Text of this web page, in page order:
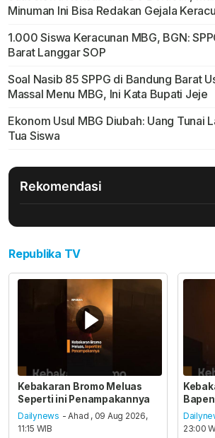
Minuman Ini Bisa Redakan Gejala
1.000 Siswa Keracunan MBG, BGN:
Barat Langgar SOP
Soal Nasib 85 SPPG di Bandung Barat
Massal Menu MBG, Ini Kata Bupati Jeje
Ekonom Usul MBG Diubah: Uang Tunai
Tua Siswa
Rekomendasi
Republika TV
Kebakaran Bromo Meluas
Seperti ini Penampakannya
Dailynews - Ahad , 09 Aug 2026,
11:15 WIB
23:00